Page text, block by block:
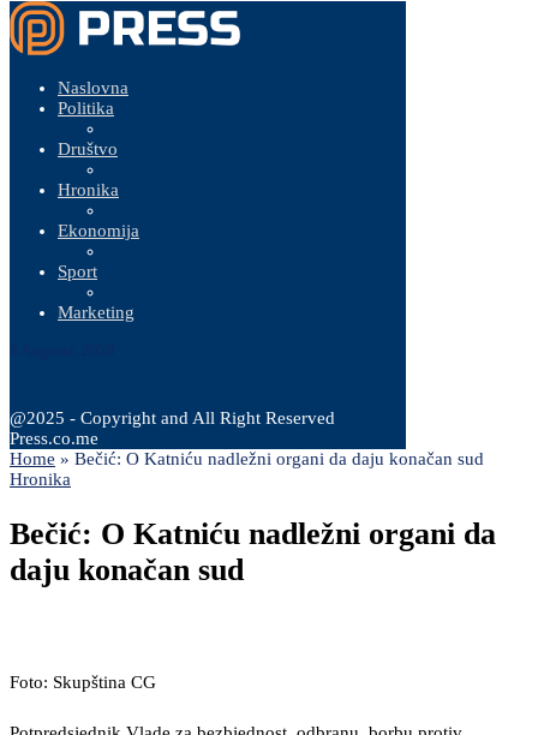
Naslovna
Politika
Društvo
Hronika
Ekonomija
Sport
Marketing
@2025 - Copyright and All Right Reserved
Press.co.me
Home » Bečić: O Katniću nadležni organi da daju konačan sud
Hronika
Bečić: O Katniću nadležni organi da
daju konačan sud
Foto: Skupština CG